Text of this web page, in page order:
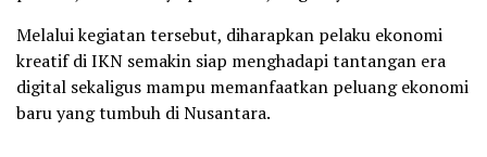
Melalui kegiatan tersebut, diharapkan pelaku ekonomi
kreatif di IKN semakin siap menghadapi tantangan era
digital sekaligus mampu memanfaatkan peluang ekonomi
baru yang tumbuh di Nusantara.